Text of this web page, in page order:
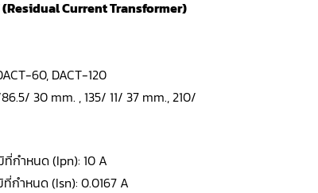
Current Transformer)
60, DACT-120
30 mm. , 135/ 11/ 37 mm., 210/
กำหนด (Ipn): 10 A
กำหนด (Isn): 0.0167 A